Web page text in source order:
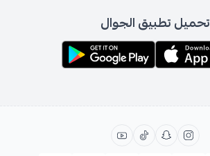
تحميل تطبيق الجوال